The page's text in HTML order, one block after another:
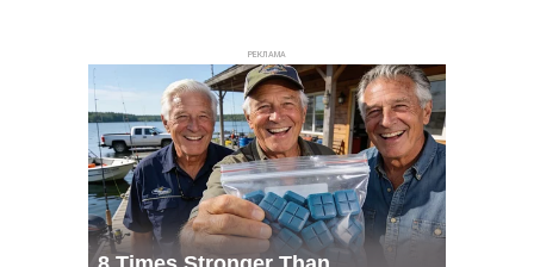
РЕКЛАМА